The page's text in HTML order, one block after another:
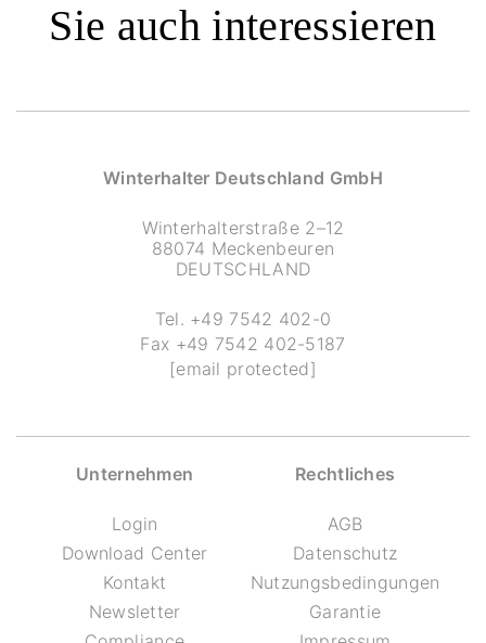
Sie auch interessieren
Winterhalter Deutschland GmbH
Winterhalterstraße 2–12
88074 Meckenbeuren
DEUTSCHLAND
Tel. +49 7542 402-0
Fax +49 7542 402-5187
[email protected]
Unternehmen
Login
Download Center
Kontakt
Newsletter
Rechtliches
AGB
Datenschutz
Nutzungsbedingungen
Garantie